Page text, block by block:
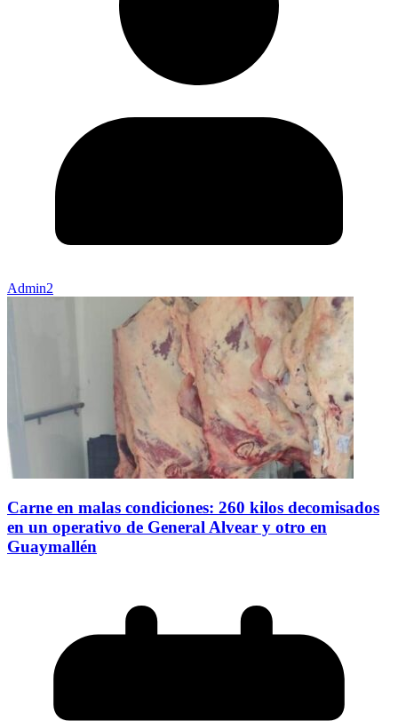
Admin2
Carne en malas condiciones: 260 kilos decomisados
en un operativo de General Alvear y otro en
Guaymallén